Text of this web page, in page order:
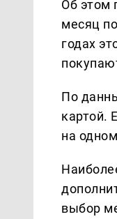
Об этом
месяц
годах
По
картой.
на
выбор